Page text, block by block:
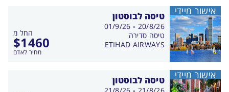
טיסה לבוסטון
החל מ
$1460
מחיר לאדם
בין
התאריכים,
20/8/26
-
01/9/26
טיסה סדירה
ETIHAD AIRWAYS
אישור מיידי
טיסה לבוסטון
בין
21/8/26
-
21/8/26
אישור מיידי